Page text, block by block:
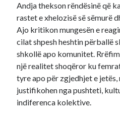
Andja thekson rëndësinë që
rastet e xhelozisë së sëmurë
Ajo kritikon mungesën e
cilat shpesh heshtin përballë
shkollë apo komunitet.
një realitet shoqëror ku
tyre apo për zgjedhjet e
justifikohen nga pushteti,
indiferenca kolektive.